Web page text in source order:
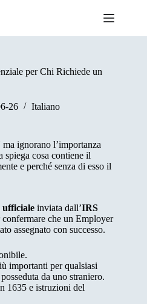
per Chi Richiede un
26 Italiano
ignorano l’importanza
spiega cosa contiene il
e perché senza di esso il
ufficiale inviata dall’IRS
confermare che un Employer
assegnato con successo.
importanti per qualsiasi
da uno straniero.
1635 e istruzioni del